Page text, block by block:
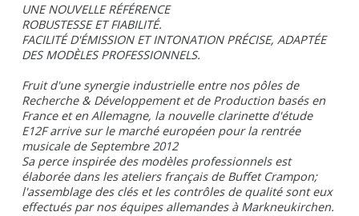
UNE NOUVELLE RÉFÉRENCE
ROBUSTESSE ET FIABILITÉ.
FACILITÉ D'ÉMISSION ET INTONATION PRÉCISE, ADAPTÉE
DES MODÈLES PROFESSIONNELS.
Fruit d'une synergie industrielle entre nos pôles de
Recherche & Développement et de Production basés en
France et en Allemagne, la nouvelle clarinette d'étude
E12F arrive sur le marché européen pour la rentrée
musicale de Septembre 2012
Sa perce inspirée des modèles professionnels est
élaborée dans les ateliers français de Buffet Crampon;
l'assemblage des clés et les contrôles de qualité sont eux
effectués par nos équipes allemandes à Markneukirchen.